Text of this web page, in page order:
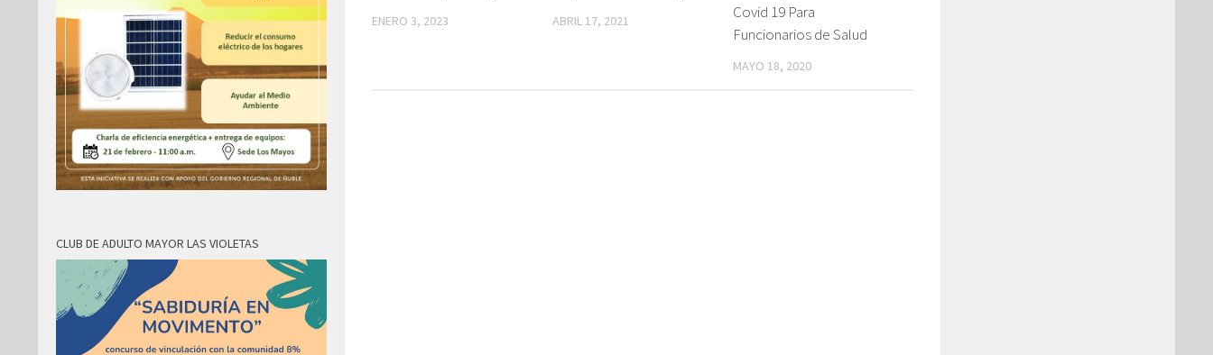
ENERO 3, 2023 ABRIL 17, 2021
Covid 19 Para
Funcionarios de Salud
MAYO 18, 2020
CLUB DE ADULTO MAYOR LAS VIOLETAS